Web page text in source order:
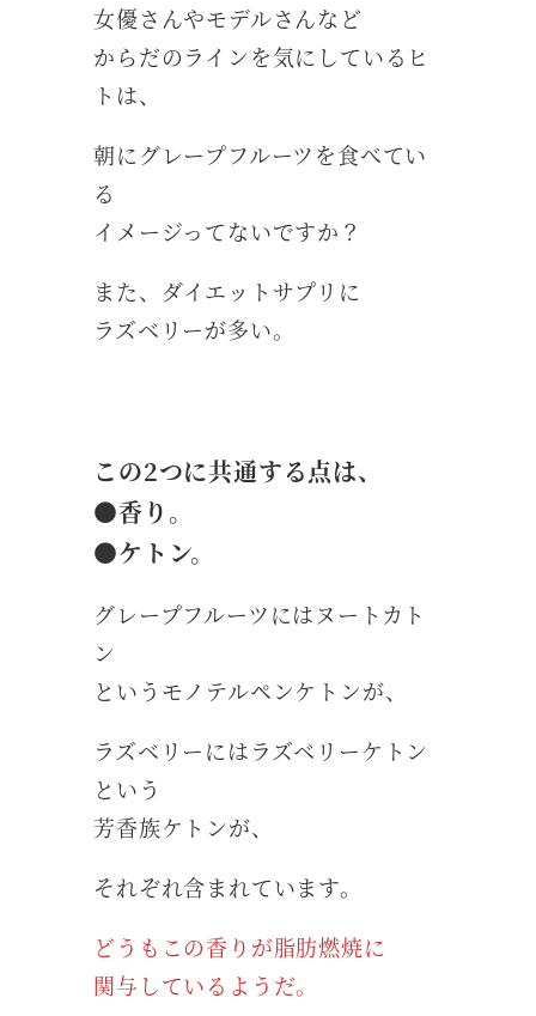
女優さんやモデルさんなど
からだのラインを気にしているヒ
トは、
朝にグレープフルーツを食べてい
る
イメージってないですか？
また、ダイエットサプリに
ラズベリーが多い。
この2つに共通する点は、
●香り。
●ケトン。
グレープフルーツにはヌートカト
ン
というモノテルペンケトンが、
ラズベリーにはラズベリーケトン
という
芳香族ケトンが、
それぞれ含まれています。
どうもこの香りが脂肪燃焼に
関与しているようだ。